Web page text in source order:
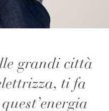
grandi città
ti fa